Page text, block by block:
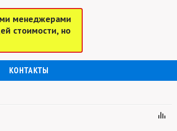
менеджерами
стоимости, но
КОНТАКТЫ